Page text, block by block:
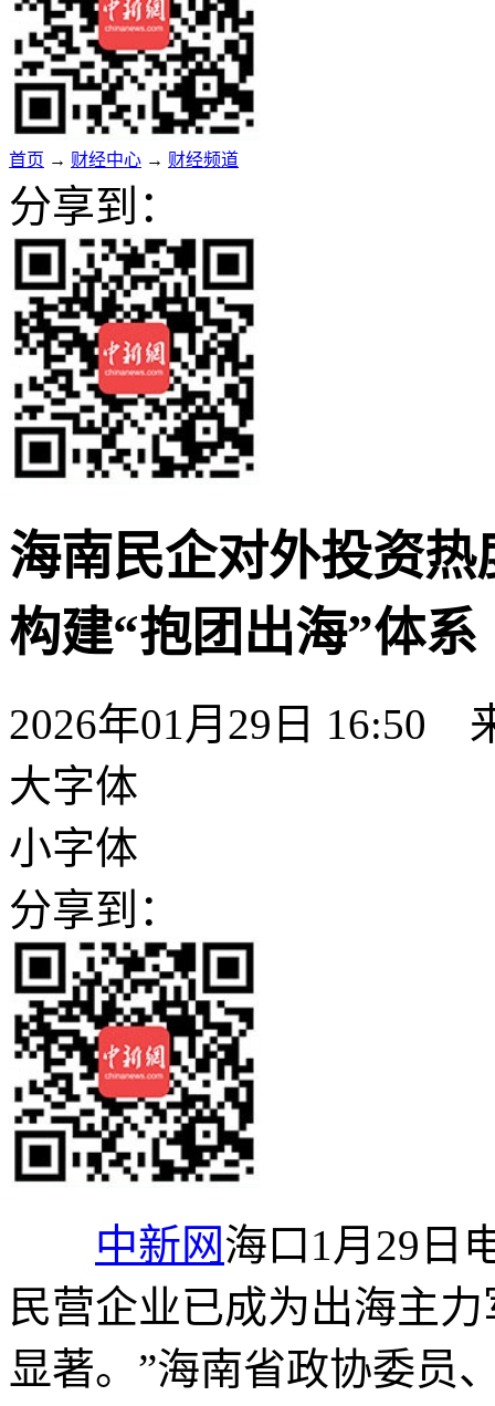
首页 → 财经中心 → 财经频道
分享到：
海南民企对外投资
构建“抱团出海”体系
2026年01月29日 16:50
大字体
小字体
分享到：
中新网海口1月29日
民营企业已成为出海主
显著。”海南省政协委员